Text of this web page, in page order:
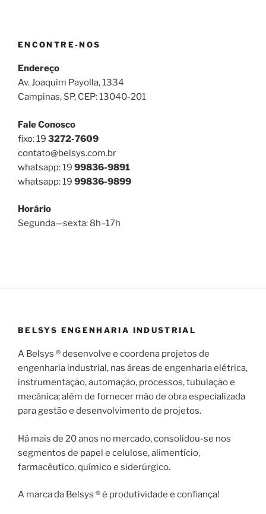
ENCONTRE-NOS
Endereço
Av. Joaquim Payolla, 1334
Campinas, SP, CEP: 13040-201
Fale Conosco
fixo: 19 3272-7609
contato@belsys.com.br
whatsapp: 19 99836-9891
whatsapp: 19 99836-9899
Horário
Segunda—sexta: 8h–17h
BELSYS ENGENHARIA INDUSTRIAL
A Belsys ® desenvolve e coordena projetos de
engenharia industrial, nas áreas de engenharia elétrica,
instrumentação, automação, processos, tubulação e
mecânica; além de fornecer mão de obra especializada
para gestão e desenvolvimento de projetos.
Há mais de 20 anos no mercado, consolidou-se nos
segmentos de papel e celulose, alimentício,
farmacêutico, químico e siderúrgico.
A marca da Belsys ® é produtividade e confiança!